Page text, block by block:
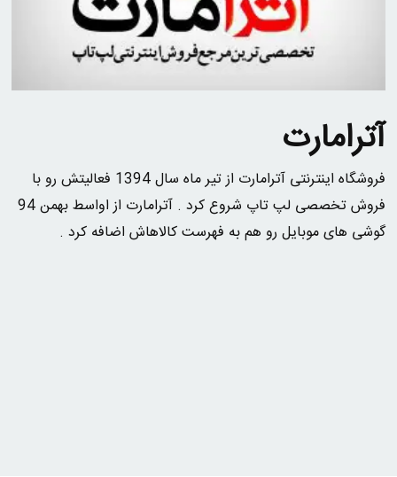
آترامارت
فروشگاه اینترنتی آترامارت از تیر ماه سال 1394 فعالیتش رو با
فروش تخصصی لپ تاپ شروع کرد . آترامارت از اواسط بهمن 94
گوشی های موبایل رو هم به فهرست کالاهاش اضافه کرد .